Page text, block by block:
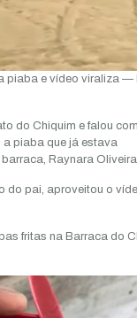
piaba e vídeo viraliza —
do Chiquim e falou
piaba que já estava
Raynara
do pai, aproveitou o
fritas na Barraca do